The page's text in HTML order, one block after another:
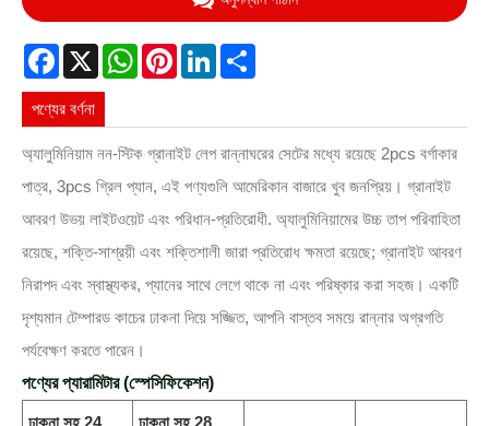
Facebook
X WhatsAppPinterestLinkedIn
পণ্যের বর্ণনা
অ্যালুমিনিয়াম নন-স্টিক গ্রানাইট লেপ রান্নাঘরের সেটের মধ্যে রয়েছে 2pcs বর্গাকার
পাত্র, 3pcs গ্রিল প্যান, এই পণ্যগুলি আমেরিকান বাজারে খুব জনপ্রিয়। গ্রানাইট
আবরণ উভয় লাইটওয়েট এবং পরিধান-প্রতিরোধী. অ্যালুমিনিয়ামের উচ্চ তাপ পরিবাহিতা
রয়েছে, শক্তি-সাশ্রয়ী এবং শক্তিশালী জারা প্রতিরোধ ক্ষমতা রয়েছে; গ্রানাইট আবরণ
নিরাপদ এবং স্বাস্থ্যকর, প্যানের সাথে লেগে থাকে না এবং পরিষ্কার করা সহজ। একটি
দৃশ্যমান টেম্পারড কাচের ঢাকনা দিয়ে সজ্জিত, আপনি বাস্তব সময়ে রান্নার অগ্রগতি
পর্যবেক্ষণ করতে পারেন।
পণ্যের প্যারামিটার (স্পেসিফিকেশন)
ঢাকনা সহ 24
ঢাকনা সহ 28